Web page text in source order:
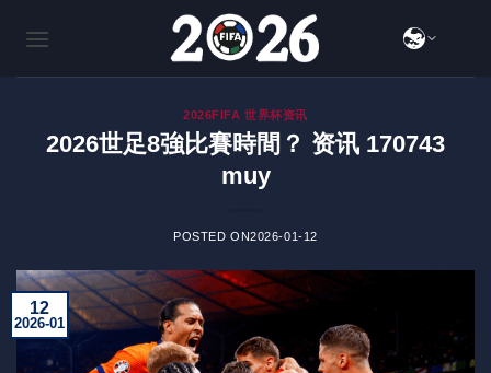
2026FIFA 世界杯资讯
2026世足8強比賽時間？ 资讯 170743
muy
POSTED ON2026-01-12
12
2026-01